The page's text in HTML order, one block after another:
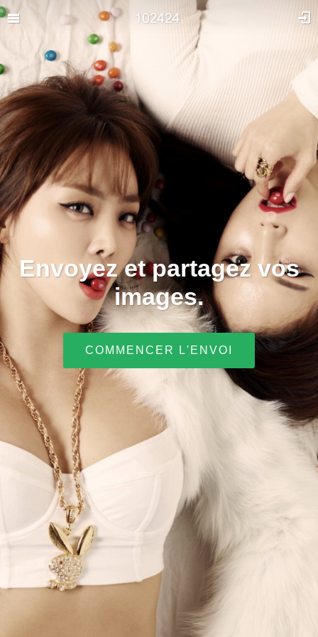
Envoyez et partagez vos
images.
COMMENCER L'ENVOI